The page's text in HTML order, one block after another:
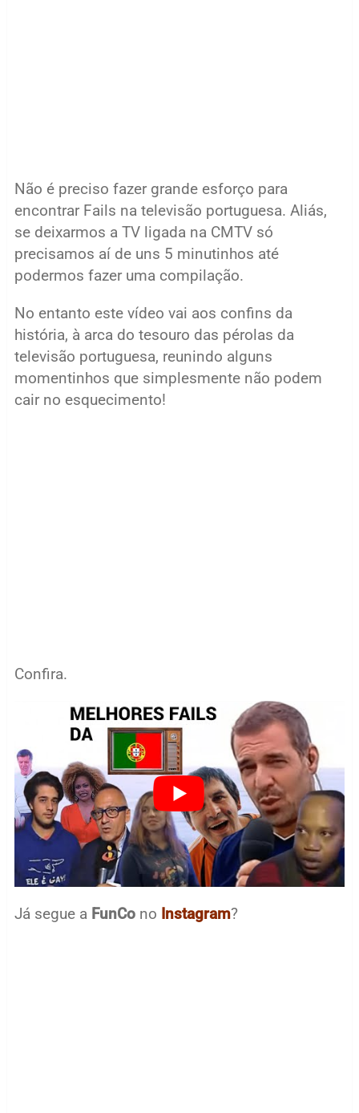
Não é preciso fazer grande esforço para
encontrar Fails na televisão portuguesa. Aliás,
se deixarmos a TV ligada na CMTV só
precisamos aí de uns 5 minutinhos até
podermos fazer uma compilação.
No entanto este vídeo vai aos confins da
história, à arca do tesouro das pérolas da
televisão portuguesa, reunindo alguns
momentinhos que simplesmente não podem
cair no esquecimento!
Confira.
Já segue a FunCono Instagram?